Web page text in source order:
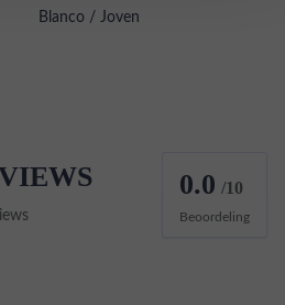
Blanco / Joven
0.0 /10
Beoordeling